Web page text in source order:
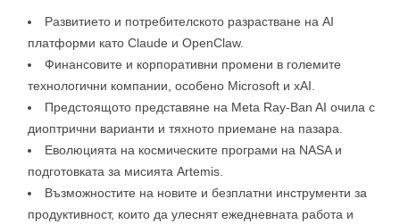
Развитието и потребителското разрастване на AI
платформи като Claude и OpenClaw.
Финансовите и корпоративни промени в големите
технологични компании, особено Microsoft и xAI.
Предстоящото представяне на Meta Ray-Ban AI очила с
диоптрични варианти и тяхното приемане на пазара.
Еволюцията на космическите програми на NASA и
подготовката за мисията Artemis.
Възможностите на новите и безплатни инструменти за
продуктивност, които да улеснят ежедневната работа и